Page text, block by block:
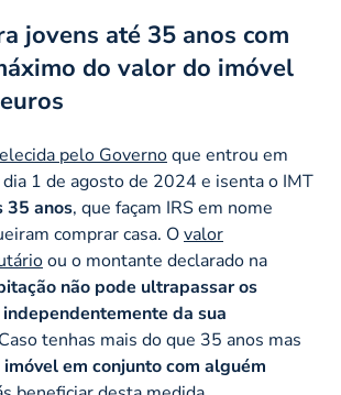
jovens até 35 anos com
do valor do imóvel
pelo Governoque entrou em
1 de agosto de 2024 e isenta o IMT
35 anos, que façam IRS em nome
comprar casa. Ovalor
ou o montante declarado na
não pode ultrapassar os
independentemente da sua
tenhas mais do que 35 anos mas
imóvel em conjunto com alguém